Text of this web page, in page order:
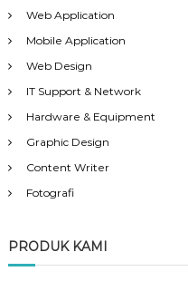
Web Application
Mobile Application
Web Design
IT Support & Network
Hardware & Equipment
Graphic Design
Content Writer
Fotografi
PRODUK KAMI